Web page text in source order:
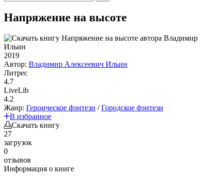
Напряжение на высоте
2019
Автор: Владимир Алексеевич Ильин
Литрес
4.7
LiveLib
4.2
Жанр: Героическое фэнтези /Городское фэнтези
В избранное
Скачать книгу
27
загрузок
0
отзывов
Информация о книге